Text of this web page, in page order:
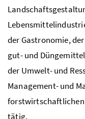
der Gastronomie,
gut- und
der Umwelt- und
Management- und
tätig.